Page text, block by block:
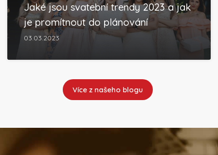
Jaké jsou svatební trendy 2023 a jak
je promítnout do plánování
03.03.2023
Více z našeho blogu